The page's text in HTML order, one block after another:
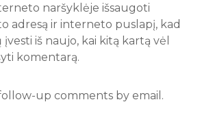
naršyklėje išsaugoti
adresą ir interneto puslapį, kad
iš naujo, kai kitą kartą vėl
komentarą.
up comments by email.